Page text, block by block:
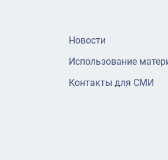
Новости
Использование
Контакты для СМИ